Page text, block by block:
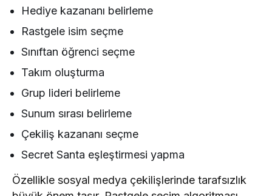
Hediye kazananı belirleme
Rastgele isim seçme
Sınıftan öğrenci seçme
Takım oluşturma
Grup lideri belirleme
Sunum sırası belirleme
Çekiliş kazananı seçme
Secret Santa eşleştirmesi yapma
Özellikle sosyal medya çekilişlerinde tarafsızlık